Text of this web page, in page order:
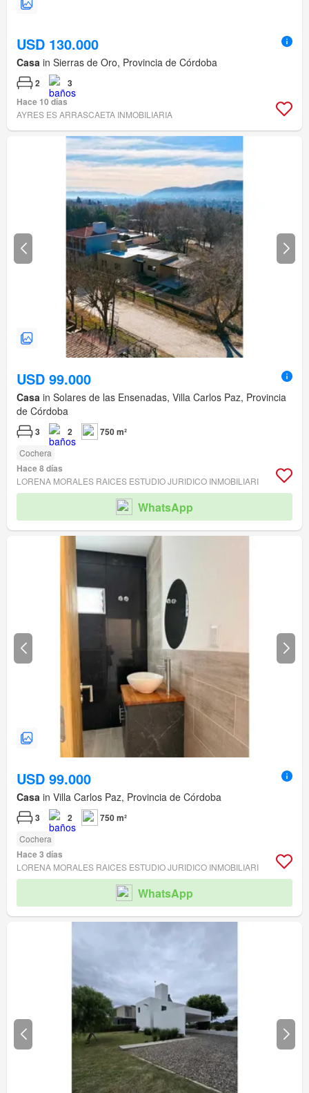
USD 130.000
Casa in Sierras de Oro, Provincia de Córdoba
2
3
Hace 10 días
AYRES ES ARRASCAETA INMOBILIARIA
USD 99.000
Casa in Solares de las Ensenadas, Villa Carlos Paz, Provincia
de Córdoba
3 2 750 m²
Cochera
Hace 8 días
LORENA MORALES RAICES ESTUDIO JURIDICO INMOBILIARI
WhatsApp
USD 99.000
Casa in Villa Carlos Paz, Provincia de Córdoba
3 2 750 m²
Cochera
Hace 3 días
LORENA MORALES RAICES ESTUDIO JURIDICO INMOBILIARI
WhatsApp